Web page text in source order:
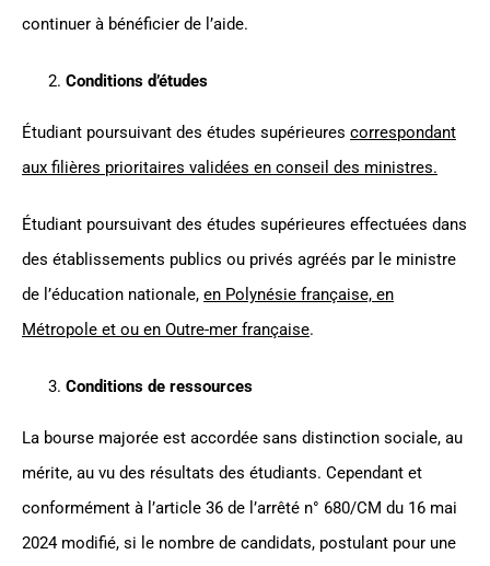
continuer à bénéficier de l’aide.
Conditions d’études
Étudiant poursuivant des études supérieures correspondant
aux filières prioritaires validées en conseil des ministres.
Étudiant poursuivant des études supérieures effectuées dans
des établissements publics ou privés agréés par le ministre
de l’éducation nationale, en Polynésie française, en
Métropole et ou en Outre-mer française.
Conditions de ressources
La bourse majorée est accordée sans distinction sociale, au
mérite, au vu des résultats des étudiants. Cependant et
conformément à l’article 36 de l’arrêté n° 680/CM du 16 mai
2024 modifié, si le nombre de candidats, postulant pour une